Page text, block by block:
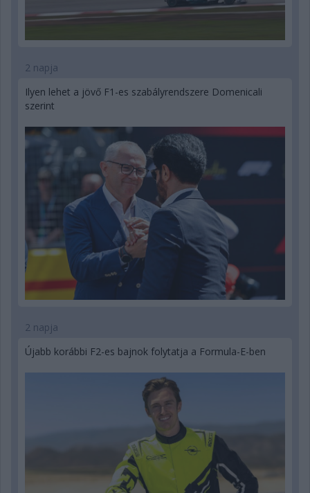
2 napja
Ilyen lehet a jövő F1-es szabályrendszere Domenicali
szerint
2 napja
Újabb korábbi F2-es bajnok folytatja a Formula-E-ben